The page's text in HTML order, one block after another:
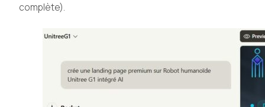
complète).